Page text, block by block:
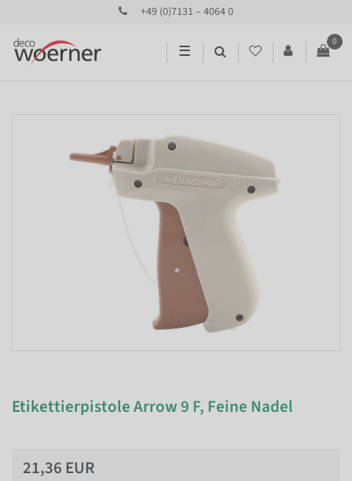
+49 (0)7131 – 4064 0
☰
0
Etikettierpistole Arrow 9 F, Feine Nadel
21,36 EUR